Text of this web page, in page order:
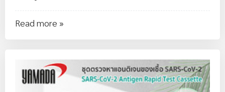
Read more »